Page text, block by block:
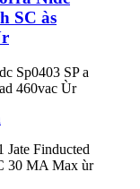
SC às
Sp0403 SP a
460vac Ùr